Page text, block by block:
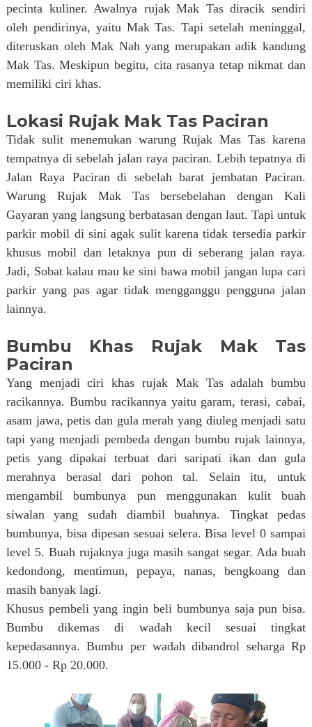
pecinta kuliner. Awalnya rujak Mak Tas diracik sendiri
oleh pendirinya, yaitu Mak Tas. Tapi setelah meninggal,
diteruskan oleh Mak Nah yang merupakan adik kandung
Mak Tas. Meskipun begitu, cita rasanya tetap nikmat dan
memiliki ciri khas.
Lokasi Rujak Mak Tas Paciran
Tidak sulit menemukan warung Rujak Mas Tas karena
tempatnya di sebelah jalan raya paciran. Lebih tepatnya di
Jalan Raya Paciran di sebelah barat jembatan Paciran.
Warung Rujak Mak Tas bersebelahan dengan Kali
Gayaran yang langsung berbatasan dengan laut. Tapi untuk
parkir mobil di sini agak sulit karena tidak tersedia parkir
khusus mobil dan letaknya pun di seberang jalan raya.
Jadi, Sobat kalau mau ke sini bawa mobil jangan lupa cari
parkir yang pas agar tidak mengganggu pengguna jalan
lainnya.
Bumbu Khas Rujak Mak Tas
Paciran
Yang menjadi ciri khas rujak Mak Tas adalah bumbu
racikannya. Bumbu racikannya yaitu garam, terasi, cabai,
asam jawa, petis dan gula merah yang diuleg menjadi satu
tapi yang menjadi pembeda dengan bumbu rujak lainnya,
petis yang dipakai terbuat dari saripati ikan dan gula
merahnya berasal dari pohon tal. Selain itu, untuk
mengambil bumbunya pun menggunakan kulit buah
siwalan yang sudah diambil buahnya. Tingkat pedas
bumbunya, bisa dipesan sesuai selera. Bisa level 0 sampai
level 5. Buah rujaknya juga masih sangat segar. Ada buah
kedondong, mentimun, pepaya, nanas, bengkoang dan
masih banyak lagi.
Khusus pembeli yang ingin beli bumbunya saja pun bisa.
Bumbu dikemas di wadah kecil sesuai tingkat
kepedasannya. Bumbu per wadah dibandrol seharga Rp
15.000 - Rp 20.000.